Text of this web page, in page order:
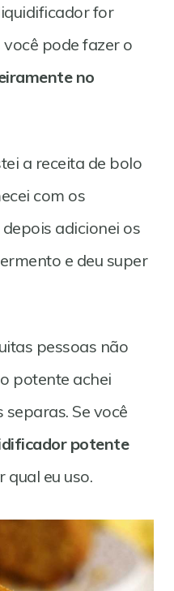
for
pode fazer o
no
a receita de bolo
com os
adicionei os
e deu super
pessoas não
potente achei
Se você
potente
qual eu uso.